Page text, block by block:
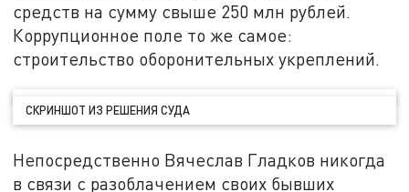
средств на сумму свыше 250 млн рублей.
Коррупционное поле то же самое:
строительство оборонительных укреплений.
СКРИНШОТ ИЗ РЕШЕНИЯ СУДА
Непосредственно Вячеслав Гладков никогда
в связи с разоблачением своих бывших